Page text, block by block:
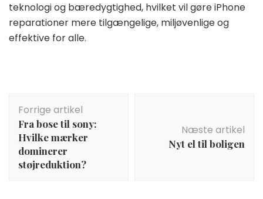
teknologi og bæredygtighed, hvilket vil gøre iPhone
reparationer mere tilgængelige, miljøvenlige og
effektive for alle.
Forrige artikel
Fra bose til sony:
Hvilke mærker
dominerer
støjreduktion?
Næste artikel
Nyt el til boligen